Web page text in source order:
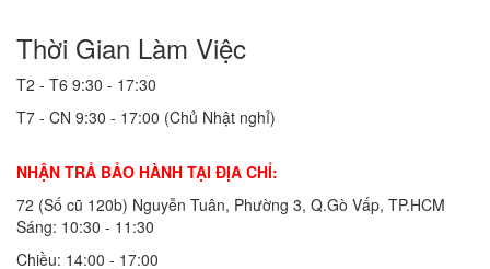
Thời Gian Làm Việc
T2 - T6 9:30 - 17:30
T7 - CN 9:30 - 17:00 (Chủ Nhật nghỉ)
NHẬN TRẢ BẢO HÀNH TẠI ĐỊA CHỈ:
72 (Số cũ 120b) Nguyễn Tuân, Phường 3, Q.Gò Vấp, TP.HCM
Sáng: 10:30 - 11:30
Chiều: 14:00 - 17:00